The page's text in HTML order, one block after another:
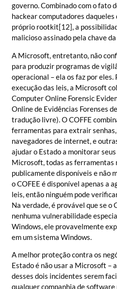
governo. Combinado com o fato
hackear computadores
próprio rootkit[12], a
malicioso assinado pela chave
A Microsoft, entretanto, não
para produzir programas de
operacional – ela os faz por eles.
execução das leis, a Microsoft
Computer Online Forensic
Online de Evidências Forenses
tradução livre). O COFFE
ferramentas para extrair
navegadores de internet, e
ajudar o Estado a monitorar
Microsoft, todas as ferramentas
publicamente disponíveis e não
o COFEE é disponível apenas a
leis, então ninguém pode
Na verdade, é provável que se o
nenhuma vulnerabilidade
Windows, ele provavelmente
em um sistema Windows.
A melhor proteção contra os
Estado é não usar a Microsoft –
desses dois incidentes serem
qualquer companhia de